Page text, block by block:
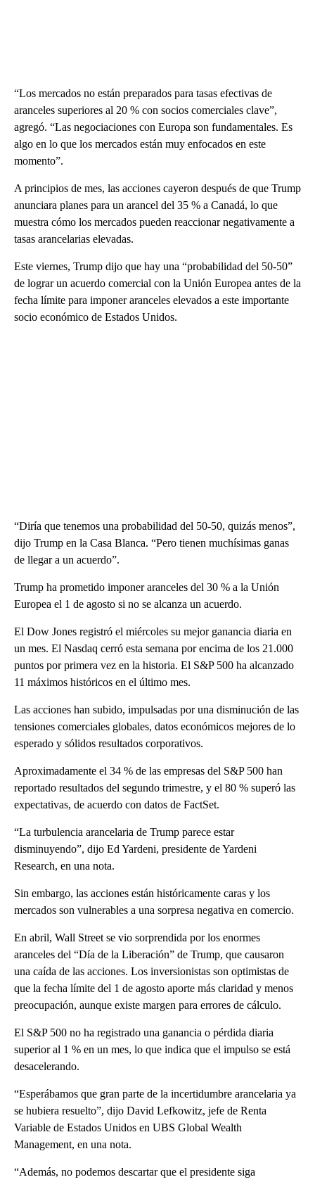
“Los mercados no están preparados para tasas efectivas de
aranceles superiores al 20 % con socios comerciales clave”,
agregó. “Las negociaciones con Europa son fundamentales. Es
algo en lo que los mercados están muy enfocados en este
momento”.
A principios de mes, las acciones cayeron después de que Trump
anunciara planes para un arancel del 35 % a Canadá, lo que
muestra cómo los mercados pueden reaccionar negativamente a
tasas arancelarias elevadas.
Este viernes, Trump dijo que hay una “probabilidad del 50-50”
de lograr un acuerdo comercial con la Unión Europea antes de la
fecha límite para imponer aranceles elevados a este importante
socio económico de Estados Unidos.
“Diría que tenemos una probabilidad del 50-50, quizás menos”,
dijo Trump en la Casa Blanca. “Pero tienen muchísimas ganas
de llegar a un acuerdo”.
Trump ha prometido imponer aranceles del 30 % a la Unión
Europea el 1 de agosto si no se alcanza un acuerdo.
El Dow Jones registró el miércoles su mejor ganancia diaria en
un mes. El Nasdaq cerró esta semana por encima de los 21.000
puntos por primera vez en la historia. El S&P 500 ha alcanzado
11 máximos históricos en el último mes.
Las acciones han subido, impulsadas por una disminución de las
tensiones comerciales globales, datos económicos mejores de lo
esperado y sólidos resultados corporativos.
Aproximadamente el 34 % de las empresas del S&P 500 han
reportado resultados del segundo trimestre, y el 80 % superó las
expectativas, de acuerdo con datos de FactSet.
“La turbulencia arancelaria de Trump parece estar
disminuyendo”, dijo Ed Yardeni, presidente de Yardeni
Research, en una nota.
Sin embargo, las acciones están históricamente caras y los
mercados son vulnerables a una sorpresa negativa en comercio.
En abril, Wall Street se vio sorprendida por los enormes
aranceles del “Día de la Liberación” de Trump, que causaron
una caída de las acciones. Los inversionistas son optimistas de
que la fecha límite del 1 de agosto aporte más claridad y menos
preocupación, aunque existe margen para errores de cálculo.
El S&P 500 no ha registrado una ganancia o pérdida diaria
superior al 1 % en un mes, lo que indica que el impulso se está
desacelerando.
“Esperábamos que gran parte de la incertidumbre arancelaria ya
se hubiera resuelto”, dijo David Lefkowitz, jefe de Renta
Variable de Estados Unidos en UBS Global Wealth
Management, en una nota.
“Además, no podemos descartar que el presidente siga